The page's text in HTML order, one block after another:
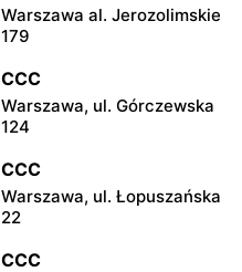
Warszawa al. Jerozolimskie
179
CCC
Warszawa, ul. Górczewska
124
CCC
Warszawa, ul. Łopuszańska
22
CCC